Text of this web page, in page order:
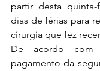
partir desta
dias de férias para
cirurgia que fez
De acordo
pagamento da